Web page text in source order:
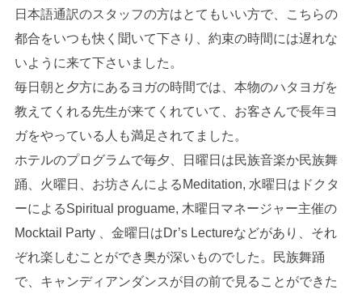
日本語通訳のスタッフの方はとてもいい方で、こちらの
都合をいつも快く聞いて下さり、約束の時間には遅れな
いように来て下さいました。
毎日朝と夕方にあるヨガの時間では、本物のハタヨガを
教えてくれる先生が来てくれていて、お客さんで長年ヨ
ガをやっている人も満足されてました。
ホテルのプログラムで毎夕、日曜日は民族音楽か民族舞
踊、火曜日、お坊さんによるMeditation, 水曜日はドクタ
ーによるSpiritual proguame, 木曜日マネージャー主催の
Mocktail Party 、金曜日はDr’s Lectureなどがあり、それ
ぞれ楽しむことができ奥が深いものでした。民族舞踊
で、キャンディアンダンスが目の前で見ることができた